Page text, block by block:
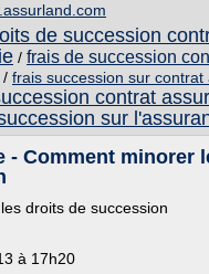
de succession
/ frais de succession
/ frais succession sur contrat
contrat
sur
- Comment minorer
droits de succession
à 17h20